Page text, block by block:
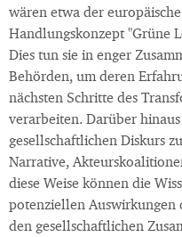
wären etwa der
Handlungskonzept "Grüne
Dies tun sie in enger
Behörden, um deren
nächsten Schritte des
verarbeiten. Darüber
gesellschaftlichen Diskurs
Narrative,
diese Weise können die
potenziellen
den gesellschaftlichen